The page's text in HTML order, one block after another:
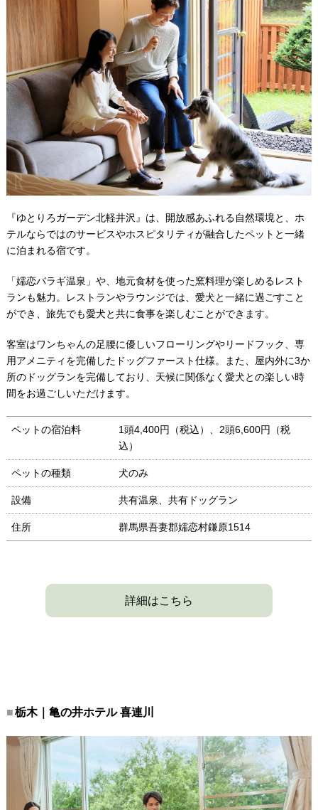
『ゆとりろガーデン北軽井沢』は、開放感あふれる自然環境と、ホ
テルならではのサービスやホスピタリティが融合したペットと一緒
に泊まれる宿です。
「嬬恋バラギ温泉」や、地元食材を使った窯料理が楽しめるレスト
ランも魅力。レストランやラウンジでは、愛犬と一緒に過ごすこと
ができ、旅先でも愛犬と共に食事を楽しむことができます。
客室はワンちゃんの足腰に優しいフローリングやリードフック、専
用アメニティを完備したドッグファースト仕様。また、屋内外に3か
所のドッグランを完備しており、天候に関係なく愛犬との楽しい時
間をお過ごしいただけます。
ペットの宿泊料
1頭4,400円（税込）、2頭6,600円（税
込）
ペットの種類 犬のみ
設備 共有温泉、共有ドッグラン
住所 群馬県吾妻郡嬬恋村鎌原1514
詳細はこちら
栃木｜亀の井ホテル 喜連川